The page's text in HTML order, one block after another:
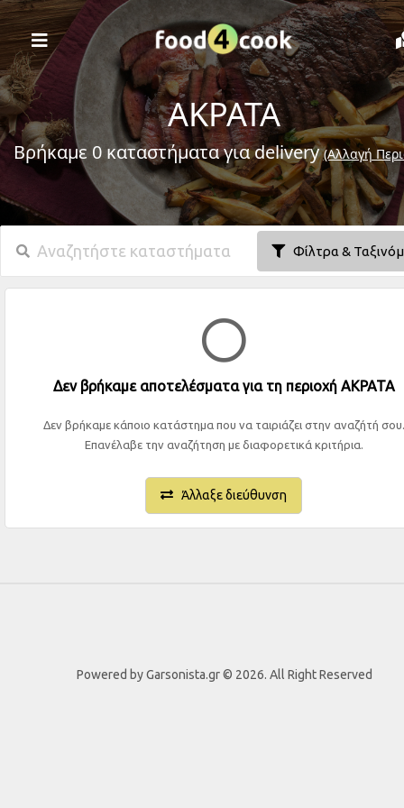
ΑΚΡΑΤΑ
Βρήκαμε 0 καταστήματα για delivery(Αλλαγή
Φίλτρα &
Δεν βρήκαμε αποτελέσματα για τη περιοχή ΑΚΡΑΤΑ
Δεν βρήκαμε κάποιο κατάστημα που να ταιριάζει στην αναζήτή σου.
Επανέλαβε την αναζήτηση με διαφορετικά κριτήρια.
Άλλαξε διεύθυνση
Powered by Garsonista.gr © 2026. All Right Reserved